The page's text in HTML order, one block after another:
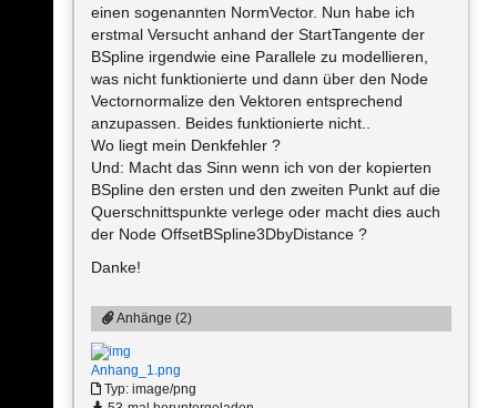
einen sogenannten NormVector. Nun habe ich
erstmal Versucht anhand der StartTangente der
BSpline irgendwie eine Parallele zu modellieren,
was nicht funktionierte und dann über den Node
Vectornormalize den Vektoren entsprechend
anzupassen. Beides funktionierte nicht..
Wo liegt mein Denkfehler ?
Und: Macht das Sinn wenn ich von der kopierten
BSpline den ersten und den zweiten Punkt auf die
Querschnittspunkte verlege oder macht dies auch
der Node OffsetBSpline3DbyDistance ?
Danke!
Anhänge (2)
Anhang_1.png
Typ: image/png